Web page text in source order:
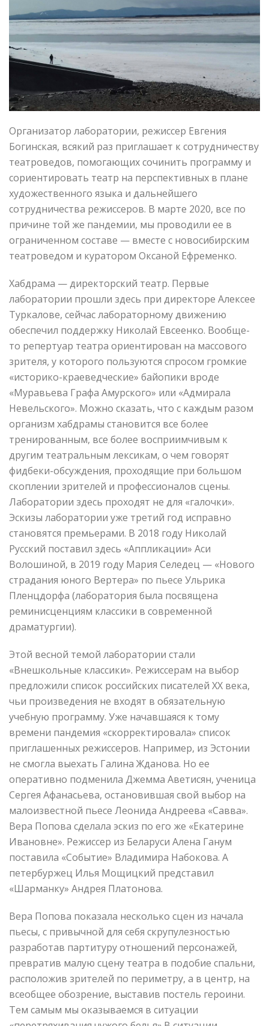
Организатор лаборатории, режиссер Евгения
Богинская, всякий раз приглашает к сотрудничеству
театроведов, помогающих сочинить программу и
сориентировать театр на перспективных в плане
художественного языка и дальнейшего
сотрудничества режиссеров. В марте 2020, все по
причине той же пандемии, мы проводили ее в
ограниченном составе — вместе с новосибирским
театроведом и куратором Оксаной Ефременко.
Хабдрама — директорский театр. Первые
лаборатории прошли здесь при директоре Алексее
Туркалове, сейчас лабораторному движению
обеспечил поддержку Николай Евсеенко. Вообще-
то репертуар театра ориентирован на массового
зрителя, у которого пользуются спросом громкие
«историко-краеведческие» байопики вроде
«Муравьева Графа Амурского» или «Адмирала
Невельского». Можно сказать, что с каждым разом
организм хабдрамы становится все более
тренированным, все более восприимчивым к
другим театральным лексикам, о чем говорят
фидбеки-обсуждения, проходящие при большом
скоплении зрителей и профессионалов сцены.
Лаборатории здесь проходят не для «галочки».
Эскизы лаборатории уже третий год исправно
становятся премьерами. В 2018 году Николай
Русский поставил здесь «Аппликации» Аси
Волошиной, в 2019 году Мария Селедец — «Нового
страдания юного Вертера» по пьесе Ульрика
Пленцдорфа (лаборатория была посвящена
реминисценциям классики в современной
драматургии).
Этой весной темой лаборатории стали
«Внешкольные классики». Режиссерам на выбор
предложили список российских писателей XX века,
чьи произведения не входят в обязательную
учебную программу. Уже начавшаяся к тому
времени пандемия «скорректировала» список
приглашенных режиссеров. Например, из Эстонии
не смогла выехать Галина Жданова. Но ее
оперативно подменила Джемма Аветисян, ученица
Сергея Афанасьева, остановившая свой выбор на
малоизвестной пьесе Леонида Андреева «Савва».
Вера Попова сделала эскиз по его же «Екатерине
Ивановне». Режиссер из Беларуси Алена Ганум
поставила «Событие» Владимира Набокова. А
петербуржец Илья Мощицкий представил
«Шарманку» Андрея Платонова.
Вера Попова показала несколько сцен из начала
пьесы, с привычной для себя скрупулезностью
разработав партитуру отношений персонажей,
превратив малую сцену театра в подобие спальни,
расположив зрителей по периметру, а в центр, на
всеобщее обозрение, выставив постель героини.
Тем самым мы оказываемся в ситуации